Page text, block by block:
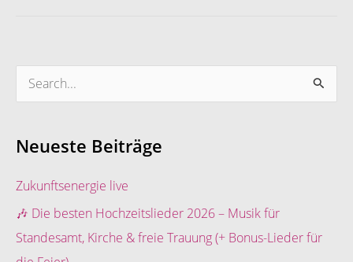
e
n
n
a
Neueste Beiträge
Zukunftsenergie live
🎶 Die besten Hochzeitslieder 2026 – Musik für
Standesamt, Kirche & freie Trauung (+ Bonus-Lieder für